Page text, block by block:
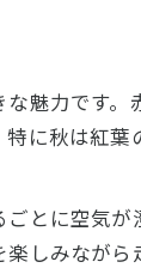
と準備のコツ
クライム技術
食事と体調管
底解説
魅力です。
に秋は紅
とに空気
しみながら